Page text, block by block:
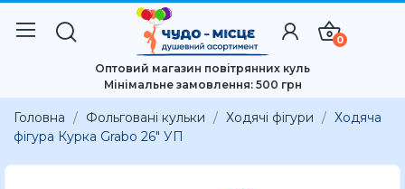
0
Оптовий магазин повітрянних куль
Мінімальне замовлення: 500 грн
Головна Фольговані кульки Ходячі фігури
Ходяча
фігура Курка Grabo 26" УП